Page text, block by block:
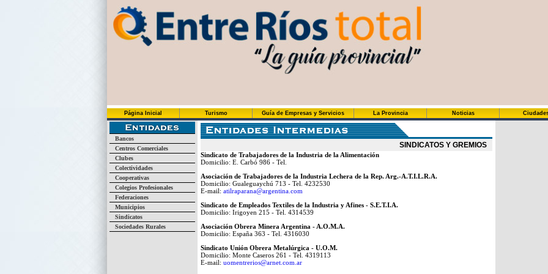
Página Inicial Turismo Guía de Empresas y Servicios La Provincia Noticias
Bancos
Centros Comerciales
Clubes
Colectividades
Cooperativas
Colegios Profesionales
Federaciones
Municipios
Sindicatos
Sociedades Rurales
SINDICATOS Y GREMIOS
Sindicato de Trabajadores de la Industria de la Alimentación
Domicilio: E. Carbó 986 - Tel.
Asociación de Trabajadores de la Industria Lechera de la Rep. Arg.-A.T.I.L.R.A.
Domicilio: Gualeguaychú 713 - Tel. 4232530
E-mail: atilraparana@argentina.com
Sindicato de Empleados Textiles de la Industria y Afines - S.E.T.I.A.
Domicilio: Irigoyen 215 - Tel. 4314539
Asociación Obrera Minera Argentina - A.O.M.A.
Domicilio: España 363 - Tel. 4316030
Sindicato Unión Obrera Metalúrgica - U.O.M.
Domicilio: Monte Caseros 261 - Tel. 4319113
E-mail: uomentrerios@arnet.com.ar